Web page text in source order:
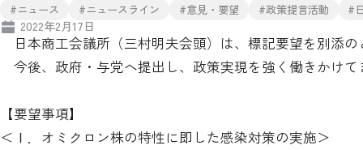
#ニュース #ニュースライン #意見・要望 #政策提言活動 #
2022年2月17日
日本商工会議所（三村明夫会頭）は、標記要望を別添
今後、政府・与党へ提出し、政策実現を強く働きかけて
【要望事項】
＜Ⅰ．オミクロン株の特性に即した感染対策の実施＞